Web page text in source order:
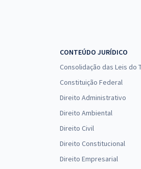
CONTEÚDO JURÍDICO
Consolidação das Leis do
Constituição Federal
Direito Administrativo
Direito Ambiental
Direito Civil
Direito Constitucional
Direito Empresarial